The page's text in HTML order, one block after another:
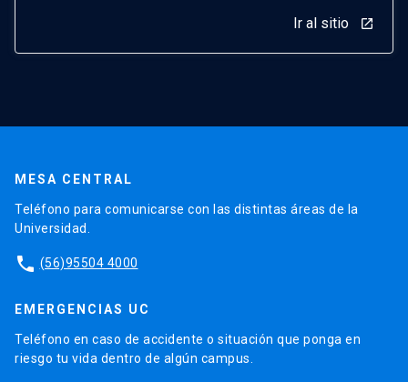
Ir al sitio launch
MESA CENTRAL
Teléfono para comunicarse con las distintas áreas de la
Universidad.
phone (56)95504 4000
EMERGENCIAS UC
Teléfono en caso de accidente o situación que ponga en
riesgo tu vida dentro de algún campus.